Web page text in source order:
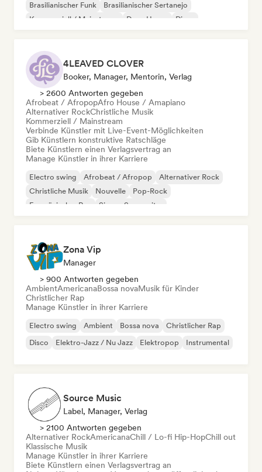
Brasilianischer Funk
Brasilianischer Sertanejo
Kommerziell / Mainstream
Deep House Disco
4LEAVED CLOVER
Booker, Manager, Mentorin, Verlag
> 2600 Antworten gegeben
Afrobeat / AfropopAfro House / Amapiano
Alternativer RockChristliche Musik
Kommerziell / Mainstream
Verbinde Künstler mit Live-Event-Möglichkeiten
Gib Künstlern konstruktive Ratschläge
Biete Künstlern einen Verlagsvertrag an
Manage Künstler in ihrer Karriere
Electro swing Afrobeat / Afropop
Alternativer Rock
Christliche Musik
Nouvelle
Pop-Rock
Französischer Rap
Singer-Songwriter
Zona Vip
Manager
> 900 Antworten gegeben
AmbientAmericanaBossa novaMusik für Kinder
Christlicher Rap
Manage Künstler in ihrer Karriere
Electro swing Ambient Bossa nova
Christlicher Rap
Disco
Elektro-Jazz / Nu Jazz Elektropop Instrumental
Source Music
Label, Manager, Verlag
> 2100 Antworten gegeben
Alternativer RockAmericanaChill / Lo-fi Hip-HopChill out
Klassische Musik
Manage Künstler in ihrer Karriere
Biete Künstlern einen Verlagsvertrag an